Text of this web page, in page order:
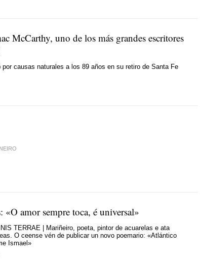
McCarthy, uno de los más grandes escritores
por causas naturales a los 89 años en su retiro de Santa Fe
«O amor sempre toca, é universal»
TERRAE | Mariñeiro, poeta, pintor de acuarelas e ata
O ceense vén de publicar un novo poemario: «Atlántico
Ismael»